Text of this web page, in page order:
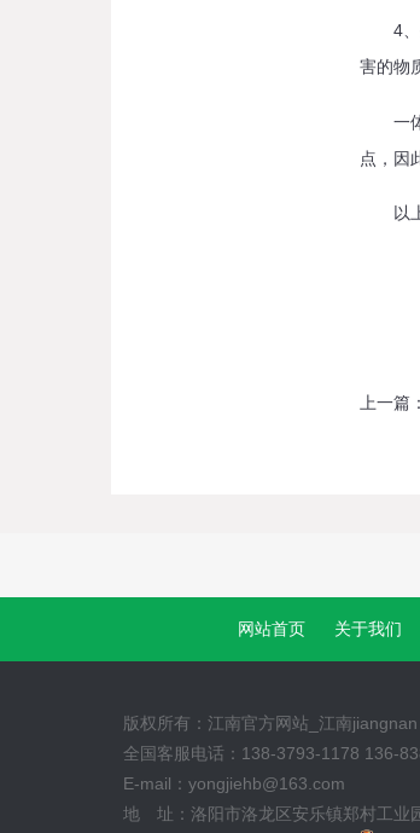
4、生
害的物
一体
点，因
以上
上一篇
网站首页 关于我们
版权所有：江南官方网站_江南jiangnan
全国客服电话：138-3793-1178 136-
E-mail：yongjiehb@163.com
地 址：洛阳市洛龙区安乐镇郑村工业